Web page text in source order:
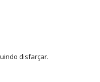
disfarçar.